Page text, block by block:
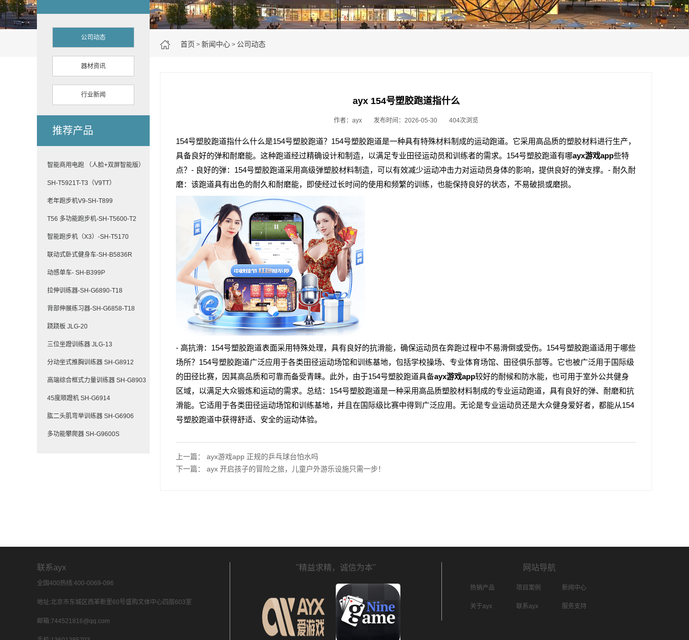
首页 > 新闻中心 > 公司动态
公司动态
器材资讯
行业新闻
推荐产品
智能商用电跑 （人脸+双屏智能版）
SH-T5921T-T3（V9TT）
老年跑步机V9-SH-T899
T56 多功能跑步机-SH-T5600-T2
智能跑步机（X3）-SH-T5170
联动式卧式健身车-SH-B5836R
动感单车- SH-B399P
拉伸训练器-SH-G6890-T18
背部伸展练习器-SH-G6858-T18
跷跷板 JLG-20
三位坐蹬训练器 JLG-13
分动坐式推胸训练器 SH-G8912
高端综合框式力量训练器 SH-G8903
45度顺蹬机 SH-G6914
肱二头肌弯举训练器 SH-G6906
多功能攀爬器 SH-G9600S
ayx 154号塑胶跑道指什么
作者：ayx 发布时间：2026-05-30 404次浏览
154号塑胶跑道指什么什么是154号塑胶跑道？154号塑胶跑道是一种具有特殊材料制成的运动跑道。它采用高品质的塑胶材料进行生产，
具备良好的弹和耐磨能。这种跑道经过精确设计和制造，以满足专业田径运动员和训练者的需求。154号塑胶跑道有哪ayx游戏app些特
点？- 良好的弹：154号塑胶跑道采用高级弹塑胶材料制造，可以有效减少运动冲击力对运动员身体的影响，提供良好的弹支撑。- 耐久耐
磨：该跑道具有出色的耐久和耐磨能，即使经过长时间的使用和频繁的训练，也能保持良好的状态，不易破损或磨损。
- 高抗滑：154号塑胶跑道表面采用特殊处理，具有良好的抗滑能，确保运动员在奔跑过程中不易滑倒或受伤。154号塑胶跑道适用于哪些
场所？154号塑胶跑道广泛应用于各类田径运动场馆和训练基地，包括学校操场、专业体育场馆、田径俱乐部等。它也被广泛用于国际级
的田径比赛，因其高品质和可靠而备受青睐。此外，由于154号塑胶跑道具备ayx游戏app较好的耐候和防水能，也可用于室外公共健身
区域，以满足大众锻炼和运动的需求。总结：154号塑胶跑道是一种采用高品质塑胶材料制成的专业运动跑道，具有良好的弹、耐磨和抗
滑能。它适用于各类田径运动场馆和训练基地，并且在国际级比赛中得到广泛应用。无论是专业运动员还是大众健身爱好者，都能从154
号塑胶跑道中获得舒适、安全的运动体验。
上一篇： ayx游戏app 正规的乒乓球台怕水吗
下一篇： ayx 开启孩子的冒险之旅，儿童户外游乐设施只需一步！
联系ayx
全国400热线:400-0069-096
地址:北京市东城区西革新里60号盛购文体中心四层603室
邮箱:744521816@qq.com
"精益求精，诚信为本" 网站导航
热销产品 项目案例 新闻中心
关于ayx 联系ayx 服务支持